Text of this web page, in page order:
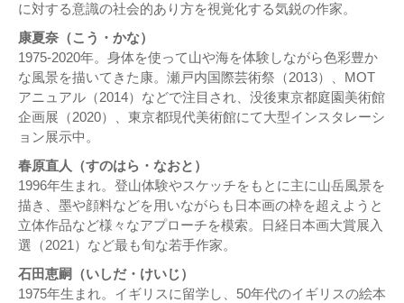
に対する意識の社会的あり方を視覚化する気鋭の作家。
康夏奈（こう・かな）
1975-2020年。身体を使って山や海を体験しながら色彩豊か
な風景を描いてきた康。瀬戸内国際芸術祭（2013）、MOT
アニュアル（2014）などで注目され、没後東京都庭園美術館
企画展（2020）、東京都現代美術館にて大型インスタレーシ
ョン展示中。
春原直人（すのはら・なおと）
1996年生まれ。登山体験やスケッチをもとに主に山岳風景を
描き、墨や顔料などを用いながらも日本画の枠を超えようと
立体作品など様々なアプローチを模索。日経日本画大賞展入
選（2021）など最も旬な若手作家。
石田恵嗣（いしだ・けいじ）
1975年生まれ。イギリスに留学し、50年代のイギリスの絵本